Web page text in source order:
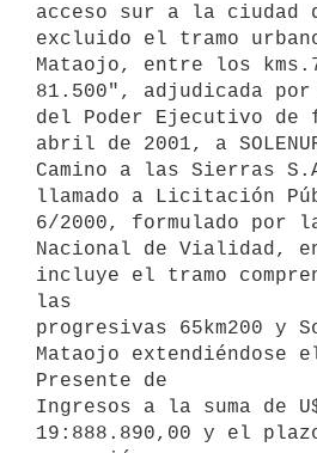
acceso sur a la ciudad
excluido el tramo
Mataojo, entre los
81.500", adjudicada por
del Poder Ejecutivo de
abril de 2001, a
Camino a las Sierras
llamado a Licitación
6/2000, formulado por
Nacional de Vialidad,
incluye el tramo
las
progresivas 65km200 y
Mataojo extendiéndose
Presente de
Ingresos a la suma de
19:888.890,00 y el